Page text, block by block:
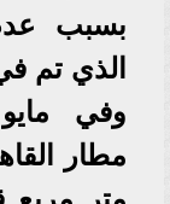
بسبب عدم
الذي تم